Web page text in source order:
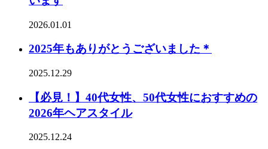
2026.01.01
2025年もありがとうございました＊
2025.12.29
【必見！】40代女性、50代女性におすすめの
2026年ヘアスタイル
2025.12.24